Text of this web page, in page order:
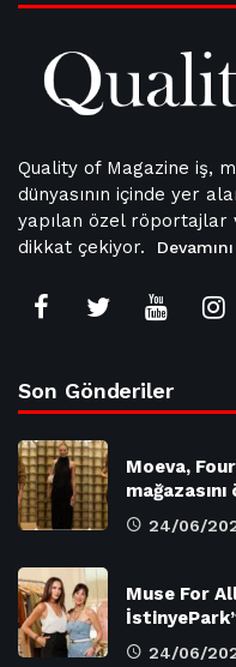
Quality of Magazine iş,
dünyasının içinde yer
yapılan özel röportajlar
dikkat çekiyor.
Son Gönderiler
Moeva,
24/06/
Muse For
24/06/